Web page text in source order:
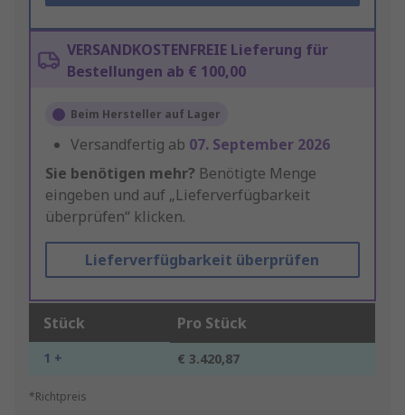
VERSANDKOSTENFREIE Lieferung für
Bestellungen ab € 100,00
Beim Hersteller auf Lager
Versandfertig ab 07. September 2026
Sie benötigen mehr? Benötigte Menge
eingeben und auf „Lieferverfügbarkeit
überprüfen“ klicken.
Lieferverfügbarkeit überprüfen
Stück Pro Stück
1 + € 3.420,87
*Richtpreis